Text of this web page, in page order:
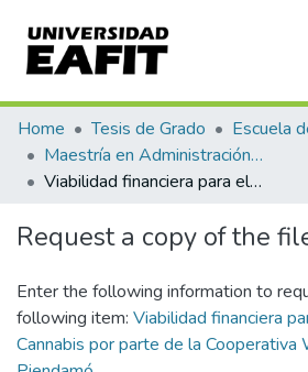
Communities & Collections
All of DSpace
Home Tesis de Grado
Maestría en Administración Financiera (tesis)
Viabilidad financiera para el cultivo de Cannabis por parte de la Cooperativa Wala Cannabis Piendamó
Request a copy of the
Enter the following information to
following item: Viabilidad financiera
Cannabis por parte de la Cooperativa